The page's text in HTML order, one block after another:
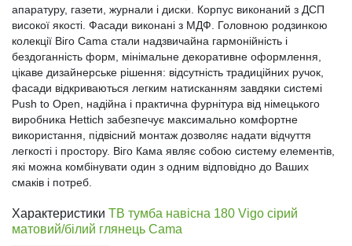
апаратуру, газети, журнали і диски. Корпус виконаний з ДСП
високої якості. Фасади виконані з МДФ. Головною родзинкою
колекції Віго Cama стали надзвичайна гармонійність і
бездоганність форм, мінімальне декоративне оформлення,
цікаве дизайнерське рішення: відсутність традиційних ручок,
фасади відкриваються легким натисканням завдяки системі
Push to Open, надійна і практична фурнітура від німецького
виробника Hettich забезпечує максимально комфортне
використання, підвісний монтаж дозволяє надати відчуття
легкості і простору. Віго Кама являє собою систему елементів,
які можна комбінувати один з одним відповідно до Ваших
смаків і потреб.
Характеристики ТВ тумба навісна 180 Vigo сірий
матовий/білий глянець Cama